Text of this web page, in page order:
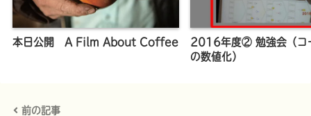
本日公開 A Film About Coffee
2016年度② 勉強会（コ
の数値化）
前の記事